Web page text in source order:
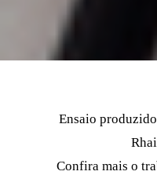
Ensaio
Confira mais o